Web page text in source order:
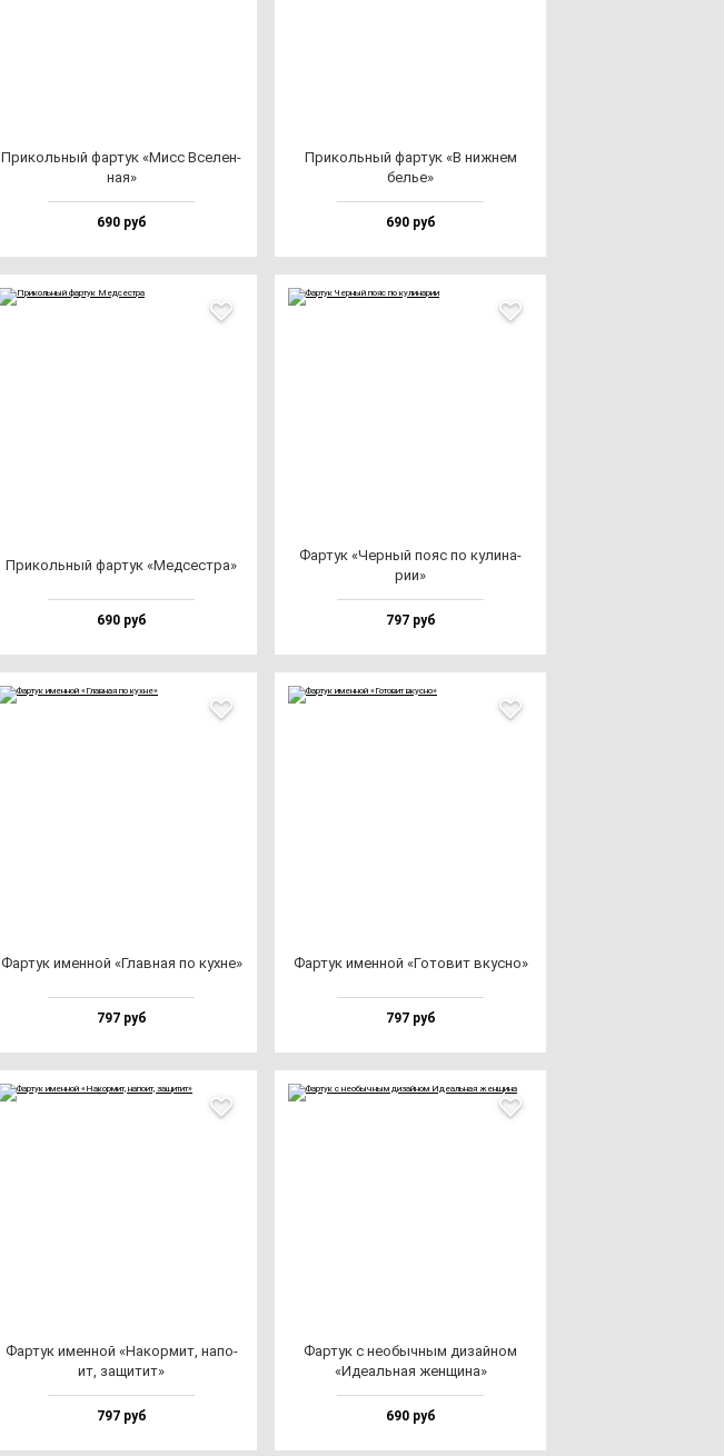
При­коль­ный фар­тук «Мисс Все­лен­
ная»
690 руб
При­коль­ный фар­тук «В ниж­нем
белье»
690 руб
При­коль­ный фар­тук «Мед­сес­тра»
690 руб
Фар­тук «Чер­ный по­яс по ку­ли­на­
рии»
797 руб
Фар­тук имен­ной «Глав­ная по кух­не»
797 руб
Фар­тук имен­ной «Гото­вит вкус­но»
797 руб
Фар­тук имен­ной «Накор­мит, на­по­
ит, за­щи­тит»
797 руб
Фар­тук с не­обыч­ным ди­зай­ном
«Иде­аль­ная жен­щи­на»
690 руб